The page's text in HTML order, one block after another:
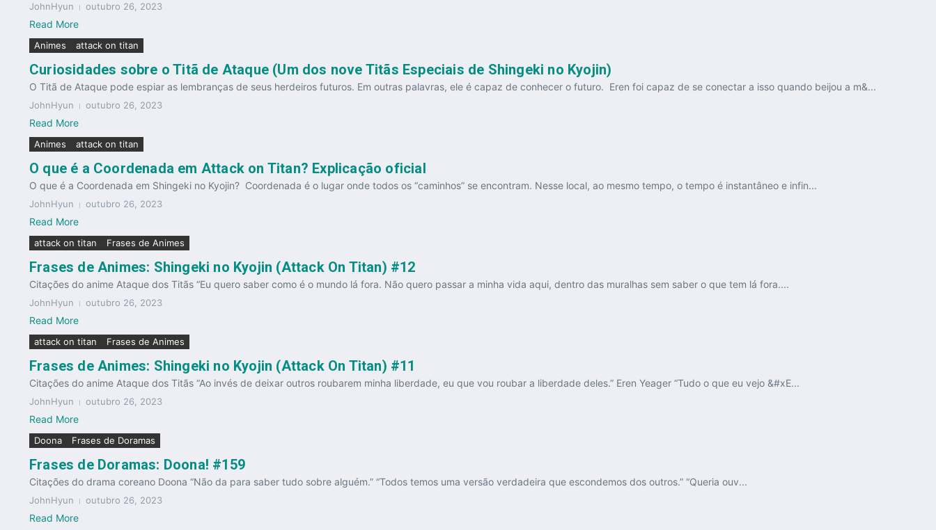
JohnHyun outubro 26, 2023
Read More
Animes attack on titan
Curiosidades sobre o Titã de Ataque (Um dos nove Titãs Especiais de Shingeki no Kyojin)
O Titã de Ataque pode espiar as lembranças de seus herdeiros futuros. Em outras palavras, ele é capaz de conhecer o futuro. Eren foi capaz de se conectar a isso quando beijou a m&...
JohnHyun outubro 26, 2023
Read More
Animes attack on titan
O que é a Coordenada em Attack on Titan? Explicação oficial
O que é a Coordenada em Shingeki no Kyojin? Coordenada é o lugar onde todos os “caminhos” se encontram. Nesse local, ao mesmo tempo, o tempo é instantâneo e infin...
JohnHyun outubro 26, 2023
Read More
attack on titan Frases de Animes
Frases de Animes: Shingeki no Kyojin (Attack On Titan) #12
Citações do anime Ataque dos Titãs “Eu quero saber como é o mundo lá fora. Não quero passar a minha vida aqui, dentro das muralhas sem saber o que tem lá fora....
JohnHyun outubro 26, 2023
Read More
attack on titan Frases de Animes
Frases de Animes: Shingeki no Kyojin (Attack On Titan) #11
Citações do anime Ataque dos Titãs “Ao invés de deixar outros roubarem minha liberdade, eu que vou roubar a liberdade deles.” Eren Yeager “Tudo o que eu vejo &#xE...
JohnHyun outubro 26, 2023
Read More
Doona Frases de Doramas
Frases de Doramas: Doona! #159
Citações do drama coreano Doona “Não da para saber tudo sobre alguém.” “Todos temos uma versão verdadeira que escondemos dos outros.” “Queria ouv...
JohnHyun outubro 26, 2023
Read More